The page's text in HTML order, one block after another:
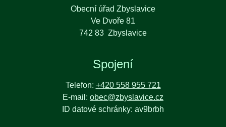
Obecní úřad Zbyslavice
Ve Dvoře 81
742 83 Zbyslavice
Spojení
Telefon: +420 558 955 721
E-mail: obec@zbyslavice.cz
ID datové schránky: av9brbh